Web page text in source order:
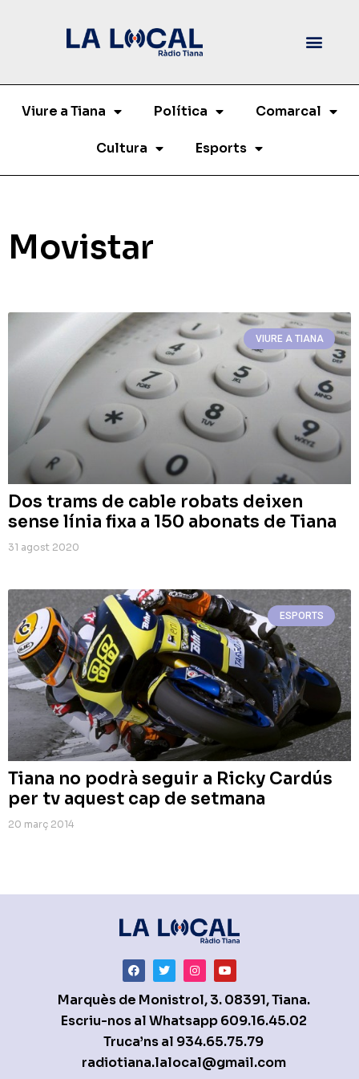
Viure a Tiana Política Comarcal
Cultura Esports
Movistar
VIURE A TIANA
Dos trams de cable robats deixen
sense línia fixa a 150 abonats de Tiana
31 agost 2020
ESPORTS
Tiana no podrà seguir a Ricky Cardús
per tv aquest cap de setmana
20 març 2014
Marquès de Monistrol, 3. 08391, Tiana.
Escriu-nos al Whatsapp609.16.45.02
Truca’ns al 934.65.75.79
radiotiana.lalocal@gmail.com